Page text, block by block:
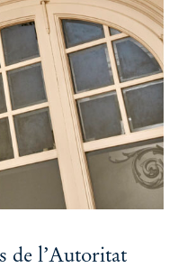
de l’Autoritat